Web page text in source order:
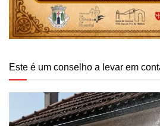
Este é um conselho a levar em